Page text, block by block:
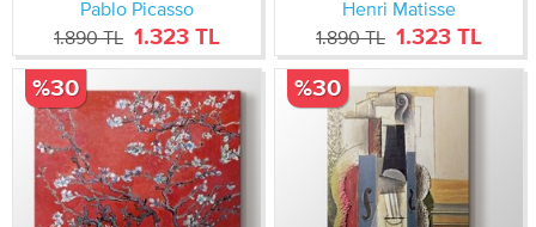
Pablo Picasso
1.890 TL 1.323 TL
Henri Matisse
1.890 TL 1.323 TL
%30 %30